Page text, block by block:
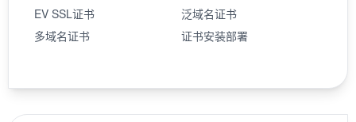
EV SSL证书
泛域名证书
多域名证书
证书安装部署